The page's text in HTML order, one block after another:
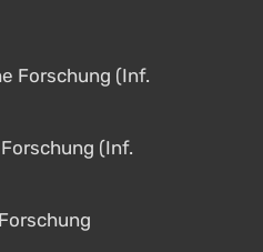
Forschung (Inf.
(Inf.